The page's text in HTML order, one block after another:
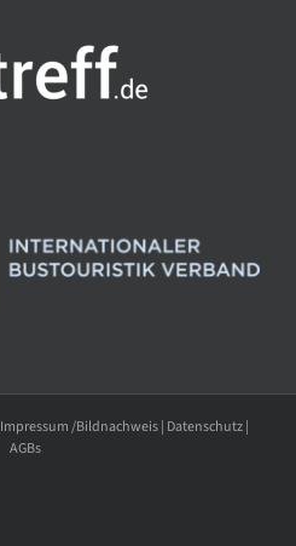
Impressum /Bildnachweis| Datenschutz|
AGBs